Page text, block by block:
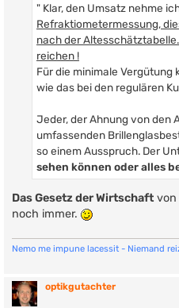
" Klar, den Umsatz nehme
Refraktiometermessung,
nach der
reichen !
Für die minimale Vergütung
wie das bei den regulären
Jeder, der Ahnung von den
umfassenden
so einem Ausspruch. Der
sehen können oder alles
Das Gesetz der Wirtschaft von
noch immer.
Nemo me impune lacessit - Niemand
optikgutachter